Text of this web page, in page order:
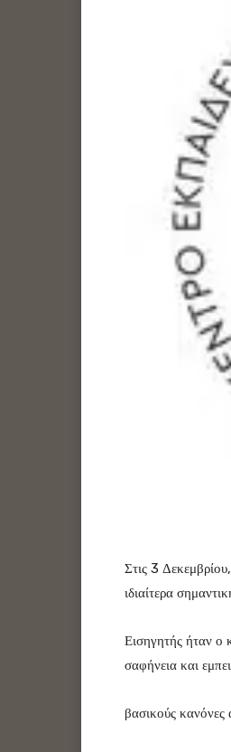
Στις 3
ιδιαίτερα
Εισηγητής ήταν ο
σαφήνεια και
βασικούς